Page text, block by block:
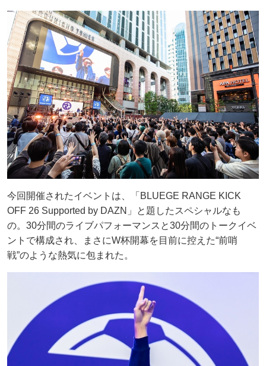
今回開催されたイベントは、「BLUEGE RANGE KICK
OFF 26 Supported by DAZN」と題したスペシャルなも
の。30分間のライブパフォーマンスと30分間のトークイベ
ントで構成され、まさにW杯開幕を目前に控えた“前哨
戦”のような熱気に包まれた。